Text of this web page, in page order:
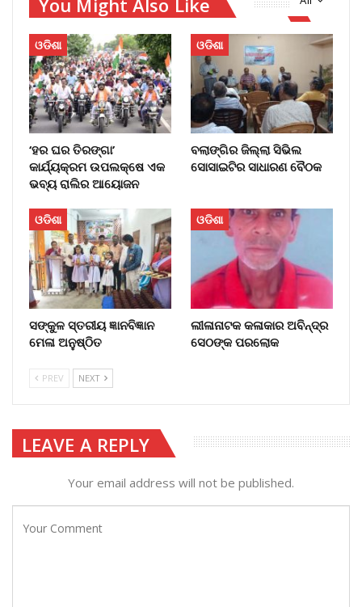
You Might Also Like
ଓଡିଶା
‘ହର ଘର ତିରଙ୍ଗା’
କାର୍ଯ୍ୟକ୍ରମ ଉପଲକ୍ଷେ ଏକ
ଭବ୍ୟ ରାଲିର ଆୟୋଜନ
ଓଡିଶା
ବଲାଙ୍ଗିର ଜିଲ୍ଲା ସିଭିଲ
ସୋସାଇଟିର ସାଧାରଣ ବୈଠକ
ଓଡିଶା
ସଙ୍କୁଳ ସ୍ତରୀୟ ଜ୍ଞାନବିଜ୍ଞାନ
ମେଳା ଅନୁଷ୍ଠିତ
ଓଡିଶା
ଲୀଳାନାଟକ କଳାକାର ଅବିନ୍ଦ୍ର
ସେଠଙ୍କ ପରଲୋକ
PREV NEXT
LEAVE A REPLY
Your email address will not be published.